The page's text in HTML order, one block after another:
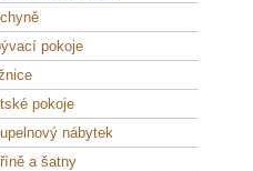
pokoje
pokoje
nábytek
a šatny